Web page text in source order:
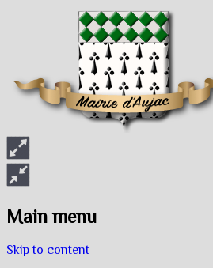
Main menu
Skip to content